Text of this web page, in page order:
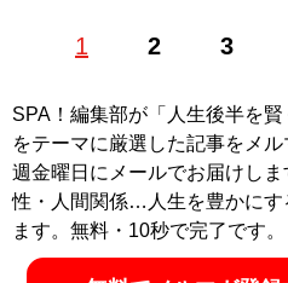
1 2 3
記事一覧へ
SPA！編集部が「人生後半を賢
をテーマに厳選した記事をメ
週金曜日にメールでお届けしま
性・人間関係…人生を豊かにす
ます。無料・10秒で完了です。